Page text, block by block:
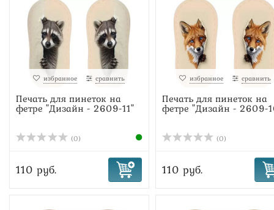
избранное сравнить
Печать для пинеток на
фетре "Дизайн - 2609-11"
(0)
110 руб.
избранное сравнить
Печать для пинеток на
фетре "Дизайн - 2609-
(0)
110 руб.